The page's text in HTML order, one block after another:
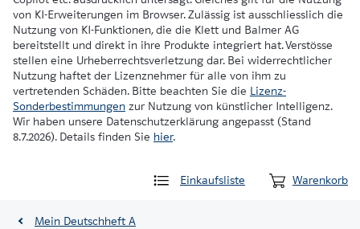
von KI-Erweiterungen im Browser. Zulässig ist ausschliesslich die
Nutzung von KI-Funktionen, die die Klett und Balmer AG
bereitstellt und direkt in ihre Produkte integriert hat. Verstösse
stellen eine Urheberrechtsverletzung dar. Bei widerrechtlicher
Nutzung haftet der Lizenznehmer für alle von ihm zu
vertretenden Schäden. Bitte beachten Sie die Lizenz-
Sonderbestimmungen zur Nutzung von künstlicher Intelligenz.
Wir haben unsere Datenschutzerklärung angepasst (Stand
8.7.2026). Details finden Sie hier.
Einkaufsliste Warenkorb
Mein Deutschheft A